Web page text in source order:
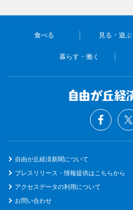
食べる 見る・遊ぶ
暮らす・働く
自由が丘経済新聞について
プレスリリース・情報提供はこちらから
アクセスデータの利用について
お問い合わせ